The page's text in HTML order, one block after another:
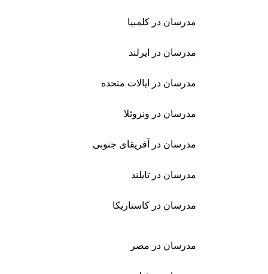
مدرسان در کلمبیا
مدرسان در ایرلند
مدرسان در ایالات متحده
مدرسان در ونزوئلا
مدرسان در آفریقای جنوبی
مدرسان در تایلند
مدرسان در کاستاریکا
مدرسان در مصر